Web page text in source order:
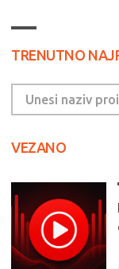
TRENUTNO
VEZANO